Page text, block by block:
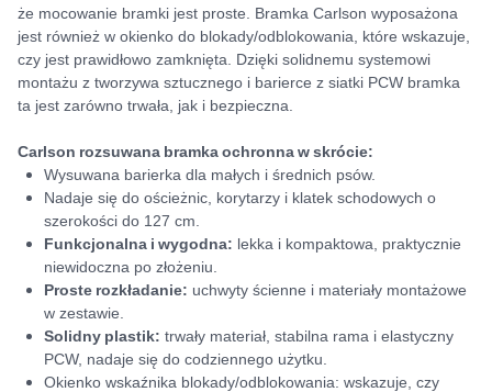
że mocowanie bramki jest proste. Bramka Carlson wyposażona
jest również w okienko do blokady/odblokowania, które wskazuje,
czy jest prawidłowo zamknięta. Dzięki solidnemu systemowi
montażu z tworzywa sztucznego i barierce z siatki PCW bramka
ta jest zarówno trwała, jak i bezpieczna.
Carlson rozsuwana bramka ochronna w skrócie:
Wysuwana barierka dla małych i średnich psów.
Nadaje się do ościeżnic, korytarzy i klatek schodowych o
szerokości do 127 cm.
Funkcjonalna i wygodna: lekka i kompaktowa, praktycznie
niewidoczna po złożeniu.
Proste rozkładanie: uchwyty ścienne i materiały montażowe
w zestawie.
Solidny plastik: trwały materiał, stabilna rama i elastyczny
PCW, nadaje się do codziennego użytku.
Okienko wskaźnika blokady/odblokowania: wskazuje, czy